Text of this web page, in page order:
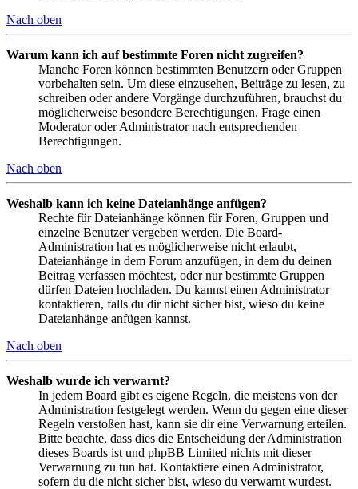
Nach oben
Warum kann ich auf bestimmte Foren nicht zugreifen?
Manche Foren können bestimmten Benutzern oder Gruppen
vorbehalten sein. Um diese einzusehen, Beiträge zu lesen, zu
schreiben oder andere Vorgänge durchzuführen, brauchst du
möglicherweise besondere Berechtigungen. Frage einen
Moderator oder Administrator nach entsprechenden
Berechtigungen.
Nach oben
Weshalb kann ich keine Dateianhänge anfügen?
Rechte für Dateianhänge können für Foren, Gruppen und
einzelne Benutzer vergeben werden. Die Board-
Administration hat es möglicherweise nicht erlaubt,
Dateianhänge in dem Forum anzufügen, in dem du deinen
Beitrag verfassen möchtest, oder nur bestimmte Gruppen
dürfen Dateien hochladen. Du kannst einen Administrator
kontaktieren, falls du dir nicht sicher bist, wieso du keine
Dateianhänge anfügen kannst.
Nach oben
Weshalb wurde ich verwarnt?
In jedem Board gibt es eigene Regeln, die meistens von der
Administration festgelegt werden. Wenn du gegen eine dieser
Regeln verstoßen hast, kann sie dir eine Verwarnung erteilen.
Bitte beachte, dass dies die Entscheidung der Administration
dieses Boards ist und phpBB Limited nichts mit dieser
Verwarnung zu tun hat. Kontaktiere einen Administrator,
sofern du die nicht sicher bist, wieso du verwarnt wurdest.